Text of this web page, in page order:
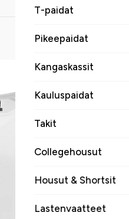
T-paidat
Pikeepaidat
Kangaskassit
Kauluspaidat
Takit
Collegehousut
Housut & Shortsit
Lastenvaatteet